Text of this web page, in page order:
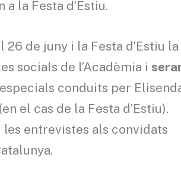
la Festa d’Estiu.
26 de juny i la Festa d’Estiu la
socials de l’Acadèmia i
conduits per
el cas de la Festa d’Estiu).
entrevistes als convidats